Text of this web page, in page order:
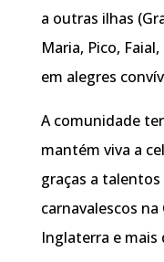
a outras ilhas
Maria, Pico,
em alegres
A comunidade
mantém viva a
graças a
carnavalescos
Inglaterra e mais